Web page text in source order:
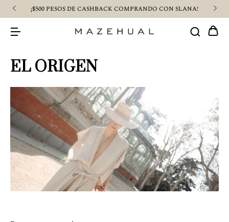
¡$500 PESOS DE CASHBACK COMPRANDO CON SLANA!
EL ORIGEN